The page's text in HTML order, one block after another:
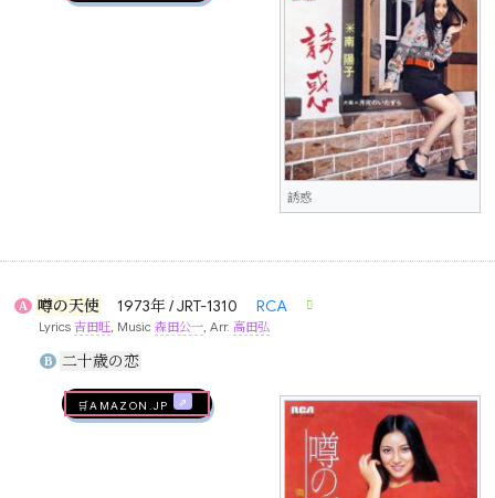
誘惑
A 噂の天使 1973年 / JRT-1310 RCA
Lyrics吉田旺, Music森田公一, Arr.高田弘
B 二十歳の恋
🛒AMAZON.jp